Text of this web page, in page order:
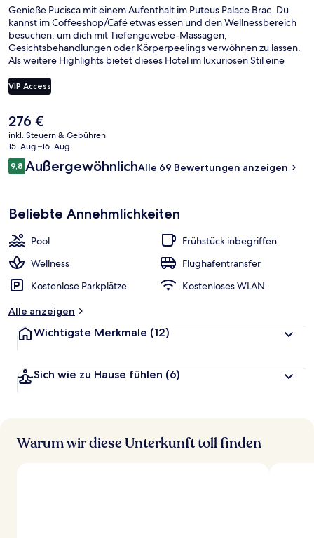
Genieße Pucisca mit einem Aufenthalt im Puteus Palace Brac. Du
kannst im Coffeeshop/Café etwas essen und den Wellnessbereich
besuchen, um dich mit Tiefengewebe-Massagen,
Gesichtsbehandlungen oder Körperpeelings verwöhnen zu lassen.
Als weitere Highlights bietet dieses Hotel im luxuriösen Stil eine
VIP Access
Der
aktuelle
Preis
beträgt
276 €.
276 €
inkl. Steuern & Gebühren
15. Aug.–16. Aug.
Bewertungen
9,89,8 von 10.
AußergewöhnlichAlle 69 Bewertungen anzeigen
Beliebte Annehmlichkeiten
Pool
Frühstück inbegriffen
Wellness
Flughafentransfer
Kostenlose Parkplätze
Kostenloses WLAN
Alle anzeigen
Wichtigste Merkmale (12)
Sich wie zu Hause fühlen (6)
Warum wir diese Unterkunft toll finden